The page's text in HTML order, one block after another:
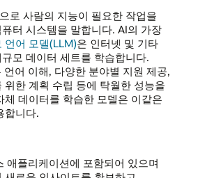
로 사람의 지능이 필요한 작업을
터 시스템을 말합니다. AI의 가장
언어 모델(LLM)은 인터넷 및 기타
모 데이터 세트를 학습합니다.
어 이해, 다양한 분야별 지원 제공,
위한 계획 수립 등에 탁월한 성능을
체 데이터를 학습한 모델은 이같은
합니다.
애플리케이션에 포함되어 있으며